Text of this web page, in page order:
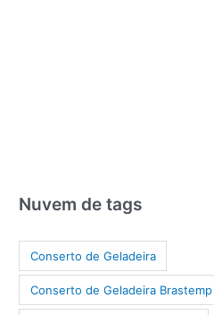
Nuvem de tags
Conserto de Geladeira
Conserto de Geladeira Brastemp